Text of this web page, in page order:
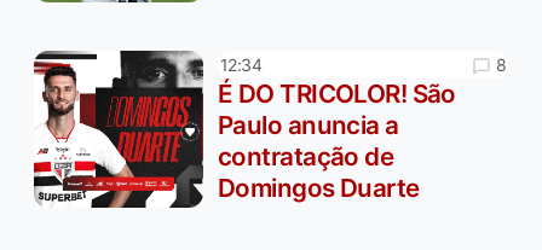
12:34 8
É DO TRICOLOR! São
Paulo anuncia a
contratação de
Domingos Duarte